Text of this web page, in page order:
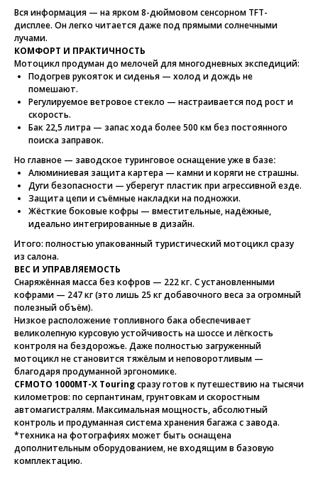
Вся информация — на ярком 8-дюймовом сенсорном TFT-
дисплее. Он легко читается даже под прямыми солнечными
лучами.
КОМФОРТ И ПРАКТИЧНОСТЬ
Мотоцикл продуман до мелочей для многодневных экспедиций:
Подогрев рукояток и сиденья — холод и дождь не
помешают.
Регулируемое ветровое стекло — настраивается под рост и
скорость.
Бак 22,5 литра — запас хода более 500 км без постоянного
поиска заправок.
Но главное — заводское туринговое оснащение уже в базе:
Алюминиевая защита картера — камни и коряги не страшны.
Дуги безопасности — уберегут пластик при агрессивной езде.
Защита цепи и съёмные накладки на подножки.
Жёсткие боковые кофры — вместительные, надёжные,
идеально интегрированные в дизайн.
Итого: полностью упакованный туристический мотоцикл сразу
из салона.
ВЕС И УПРАВЛЯЕМОСТЬ
Снаряжённая масса без кофров — 222 кг. С установленными
кофрами — 247 кг (это лишь 25 кг добавочного веса за огромный
полезный объём).
Низкое расположение топливного бака обеспечивает
великолепную курсовую устойчивость на шоссе и лёгкость
контроля на бездорожье. Даже полностью загруженный
мотоцикл не становится тяжёлым и неповоротливым —
благодаря продуманной эргономике.
CFMOTO 1000MT-X Touringсразу готов к путешествию на тысячи
километров: по серпантинам, грунтовкам и скоростным
автомагистралям. Максимальная мощность, абсолютный
контроль и продуманная система хранения багажа с завода.
*техника на фотографиях может быть оснащена
дополнительным оборудованием, не входящим в базовую
комплектацию.